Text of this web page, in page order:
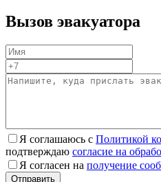
Вызов эвакуатора
Я соглашаюсь с Политикой
подтверждаю согласие на
Я согласен на получение